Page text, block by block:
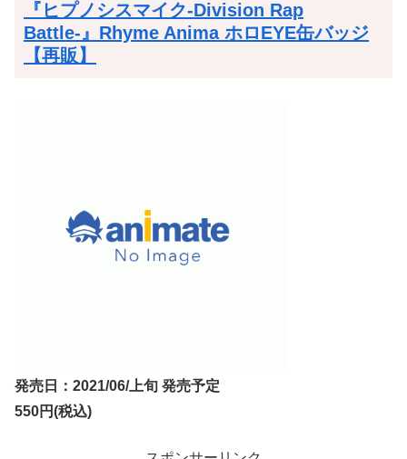
『ヒプノシスマイク-Division Rap
Battle-』Rhyme Anima ホロEYE缶バッジ
【再販】
発売日：2021/06/上旬 発売予定
550円(税込)